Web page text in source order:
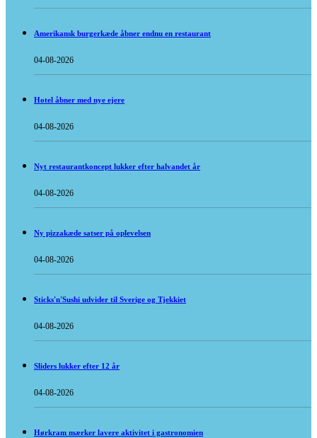
Amerikansk burgerkæde åbner endnu en restaurant
04-08-2026
Hotel åbner med nye ejere
04-08-2026
Nyt restaurantkoncept lukker efter halvandet år
04-08-2026
Ny pizzakæde satser på oplevelsen
04-08-2026
Sticks'n'Sushi udvider til Sverige og Tjekkiet
04-08-2026
Sliders lukker efter 12 år
04-08-2026
Hørkram mærker lavere aktivitet i gastronomien